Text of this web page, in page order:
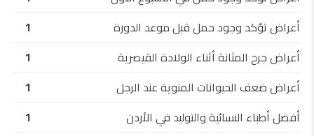
أعراض تؤكد وجود حمل قبل موعد الدورة
1
أعراض جرح المثانة أثناء الولادة القيصرية
1
أعراض ضعف الحيوانات المنوية عند الرجل
1
أفضل أطباء النسائية والتوليد في الأردن
1